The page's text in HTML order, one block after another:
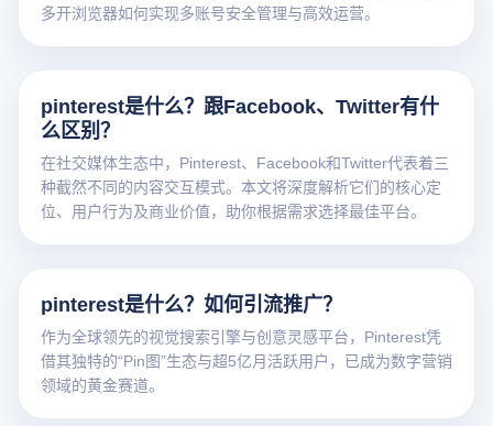
多开浏览器如何实现多账号安全管理与高效运营。
pinterest是什么？跟Facebook、Twitter有什
么区别？
在社交媒体生态中，Pinterest、Facebook和Twitter代表着三
种截然不同的内容交互模式。本文将深度解析它们的核心定
位、用户行为及商业价值，助你根据需求选择最佳平台。
pinterest是什么？如何引流推广？
作为全球领先的视觉搜索引擎与创意灵感平台，Pinterest凭
借其独特的“Pin图”生态与超5亿月活跃用户，已成为数字营销
领域的黄金赛道。